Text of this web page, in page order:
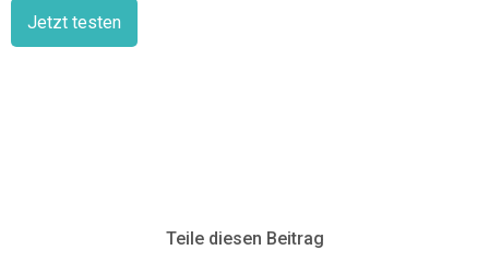
Jetzt testen
Teile diesen Beitrag